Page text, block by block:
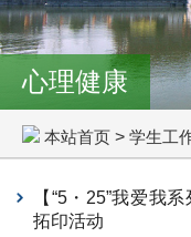
心理健康
本站首页 > 学生工
【“5・25”我爱我
拓印活动